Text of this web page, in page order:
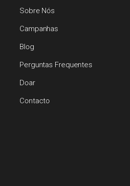
Sobre Nós
Campanhas
Blog
Perguntas Frequentes
Doar
Contacto